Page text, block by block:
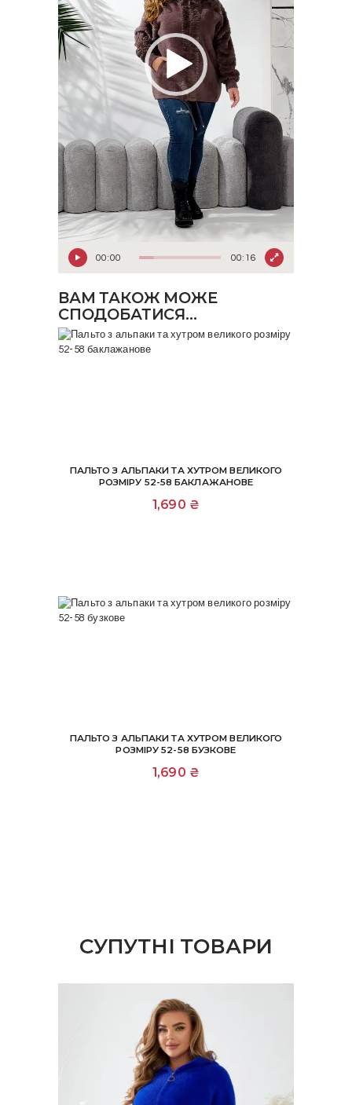
00:00 00:16
ВАМ ТАКОЖ МОЖЕ
СПОДОБАТИСЯ…
ПАЛЬТО З АЛЬПАКИ ТА ХУТРОМ ВЕЛИКОГО
РОЗМІРУ 52-58 БАКЛАЖАНОВЕ
1,690 ₴
ПАЛЬТО З АЛЬПАКИ ТА ХУТРОМ ВЕЛИКОГО
РОЗМІРУ 52-58 БУЗКОВЕ
1,690 ₴
СУПУТНІ ТОВАРИ